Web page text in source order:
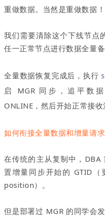
重做数据。当然是重做数据！
我们需要清除这个下线节点
任一正常节点进行数据全量
全量数据恢复完成后，执行
启 MGR 同步，追平数
ONLINE，然后开始正常接收
如何衔接全量数据和增量请求
在传统的主从复制中，
置增量同步开始的 GTID
position）。
但是部署过 MGR 的同学会